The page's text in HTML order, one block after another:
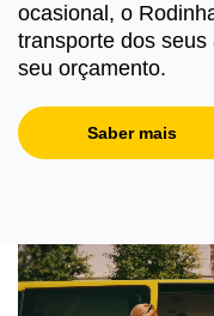
ocasional, o
transporte dos
seu orçamento.
Saber mais